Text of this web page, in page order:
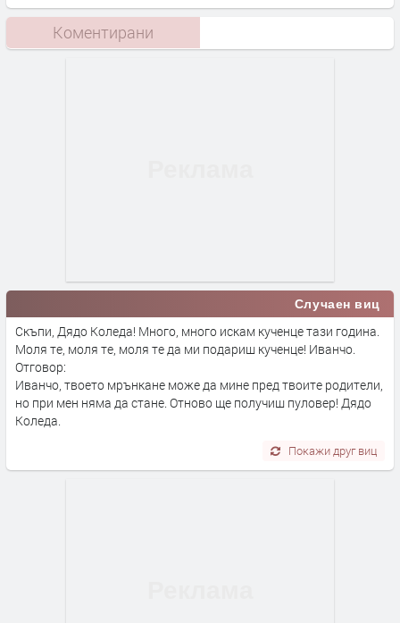
Коментирани
Случаен виц
Скъпи, Дядо Коледа! Много, много искам кученце тази година.
Моля те, моля те, моля те да ми подариш кученце! Иванчо.
Отговор:
Иванчо, твоето мрънкане може да мине пред твоите родители,
но при мен няма да стане. Отново ще получиш пуловер! Дядо
Коледа.
Покажи друг виц